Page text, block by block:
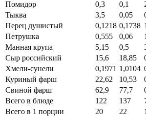
Помидор
0,3 0,1
Тыква
3,5 0,05
Перец душистый
0,1218 0,1738
Петрушка
0,555 0,06
Манная крупа
5,15 0,5
Сыр российский
15,6 18,85
Хмели-сунели
0,1971 1,0104
Куриный фарш
22,62 10,53
Свиной фарш
62,9 77,7
Всего в блюде
122 137
Всего в 1 порции
20 22